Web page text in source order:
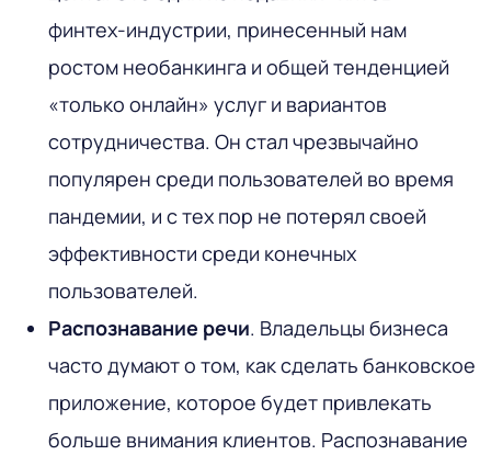
финтех-индустрии, принесенный нам
ростом необанкинга и общей тенденцией
«только онлайн» услуг и вариантов
сотрудничества. Он стал чрезвычайно
популярен среди пользователей во время
пандемии, и с тех пор не потерял своей
эффективности среди конечных
пользователей.
Распознавание речи. Владельцы бизнеса
часто думают о том, как сделать банковское
приложение, которое будет привлекать
больше внимания клиентов. Распознавание